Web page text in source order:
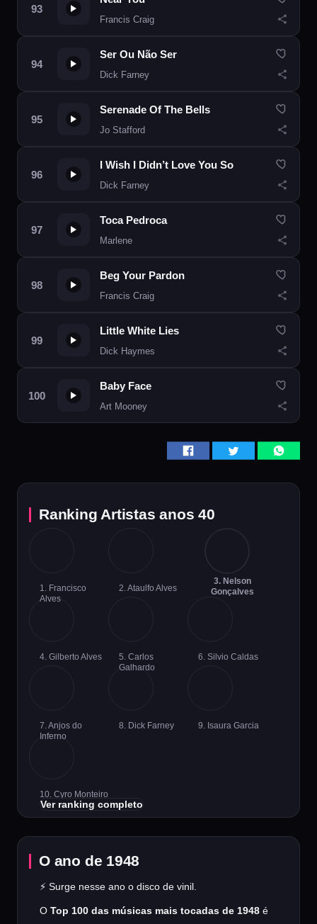
Francis Craig
Ser Ou Não Ser
Dick Farney
Serenade Of The Bells
Jo Stafford
I Wish I Didn’t Love You So
Dick Farney
Toca Pedroca
Marlene
Beg Your Pardon
Francis Craig
Little White Lies
Dick Haymes
Baby Face
Art Mooney
O ano de 1948
⚡ Surge nesse ano o disco de vinil.
O Top 100 das músicas mais tocadas de 1948 é
Ranking Artistas anos 40
1. Francisco
Alves
2. Ataulfo Alves
3. Nelson
Gonçalves
4. Gilberto Alves
5. Carlos
Galhardo
6. Silvio Caldas
7. Anjos do
Inferno
8. Dick Farney 9. Isaura Garcia
10. Cyro Monteiro
Ver ranking completo